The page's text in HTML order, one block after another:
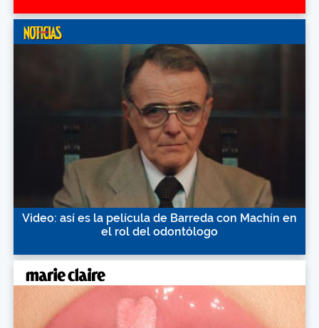
Video: así es la película de Barreda con Machín en
el rol del odontólogo